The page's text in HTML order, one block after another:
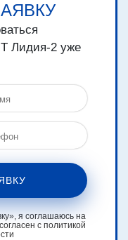
Лидия-2 уже
я соглашаюсь на
с политикой